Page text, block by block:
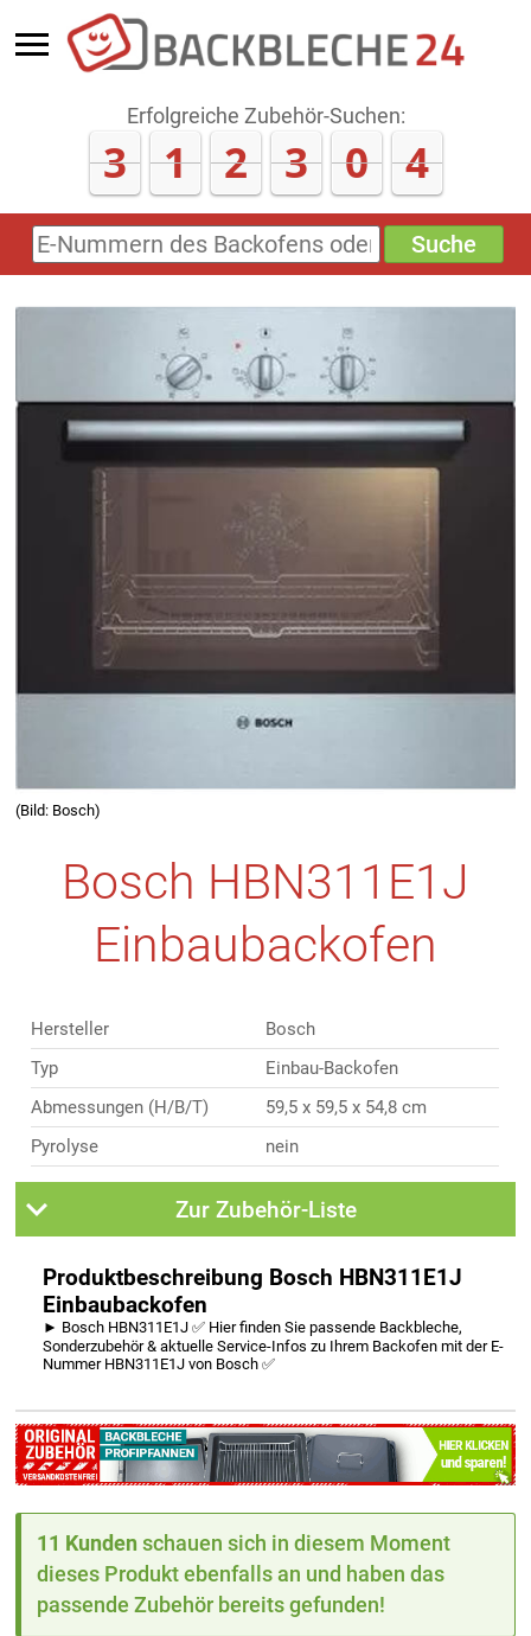
Erfolgreiche Zubehör-Suchen:
3 1 2 3 0 4
E-
Nummern
Suche
(Bild: Bosch)
Bosch HBN311E1J
Einbaubackofen
Hersteller
Bosch
Typ
Einbau-Backofen
Abmessungen (H/B/T)
59,5 x 59,5 x 54,8 cm
Pyrolyse
nein
Zur Zubehör-Liste
Produktbeschreibung Bosch HBN311E1J
Einbaubackofen
► Bosch HBN311E1J ✅ Hier finden Sie passende Backbleche,
Sonderzubehör & aktuelle Service-Infos zu Ihrem Backofen mit der E-
Nummer HBN311E1J von Bosch ✅
11 Kunden schauen sich in diesem Moment
dieses Produkt ebenfalls an und haben das
passende Zubehör bereits gefunden!